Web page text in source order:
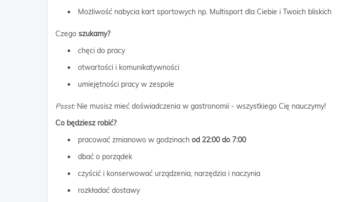
Możliwość nabycia kart sportowych np. Multisport dla Ciebie i Twoich bliskich
Czego szukamy?
chęci do pracy
otwartości i komunikatywności
umiejętności pracy w zespole
Pssst:Nie musisz mieć doświadczenia w gastronomii - wszystkiego Cię nauczymy!
Co będziesz robić?
pracować zmianowo w godzinach od 22:00 do 7:00
dbać o porządek
czyścić i konserwować urządzenia, narzędzia i naczynia
rozkładać dostawy